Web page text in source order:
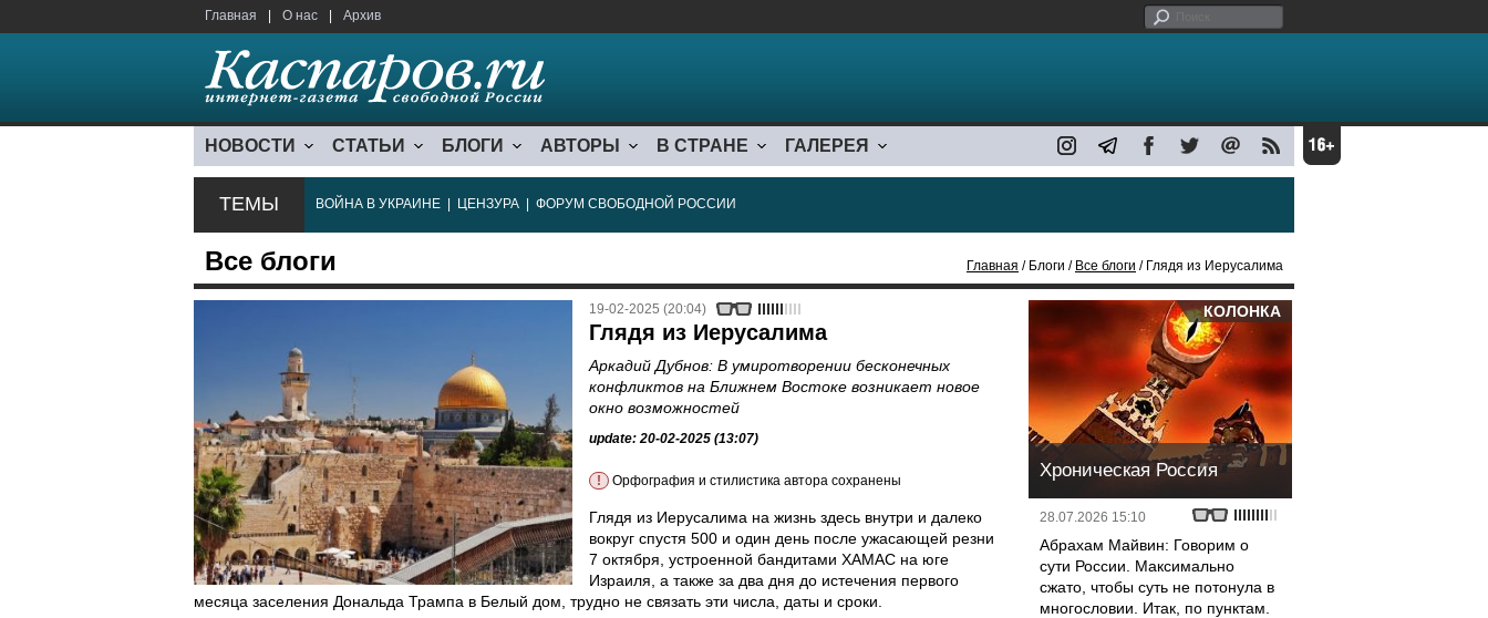
Главная О нас Архив
НОВОСТИ СТАТЬИ БЛОГИ АВТОРЫ В СТРАНЕ ГАЛЕРЕЯ
ТЕМЫ ВОЙНА В УКРАИНЕ ЦЕНЗУРА ФОРУМ СВОБОДНОЙ РОССИИ
Все блоги Главная / Блоги / Все блоги / Глядя из Иерусалима
19-02-2025 (20:04)
Глядя из Иерусалима
Аркадий Дубнов: В умиротворении бесконечных
конфликтов на Ближнем Востоке возникает новое
окно возможностей
update: 20-02-2025 (13:07)
! Орфография и стилистика автора сохранены
Глядя из Иерусалима на жизнь здесь внутри и далеко
вокруг спустя 500 и один день после ужасающей резни
7 октября, устроенной бандитами ХАМАС на юге
Израиля, а также за два дня до истечения первого
месяца заселения Дональда Трампа в Белый дом, трудно не связать эти числа, даты и сроки.
КОЛОНКА
Хроническая Россия
28.07.2026 15:10
Абрахам Майвин: Говорим о
сути России. Максимально
сжато, чтобы суть не потонула в
многословии. Итак, по пунктам.